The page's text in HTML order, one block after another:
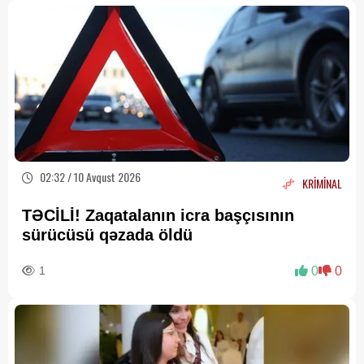
02:32 / 10 Avqust 2026 KRİMİNAL
TƏCİLİ! Zaqatalanın icra başçısının
sürücüsü qəzada öldü
1 0 0